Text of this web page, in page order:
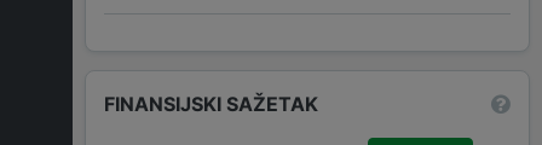
FINANSIJSKI SAŽETAK